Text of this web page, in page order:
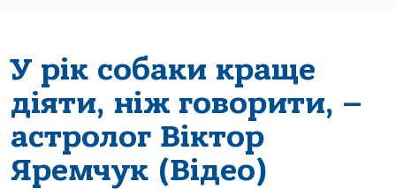
У рік собаки краще
діяти, ніж говорити, –
астролог Віктор
Яремчук (Відео)